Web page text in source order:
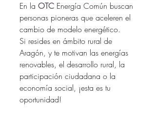
En la OTC Energía Común buscan
personas pioneras que aceleren el
cambio de modelo energético.
Si resides en ámbito rural de
Aragón, y te motivan las energías
renovables, el desarrollo rural, la
participación ciudadana o la
economía social, ¡esta es tu
oportunidad!